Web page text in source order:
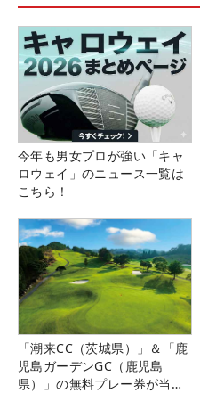
今年も男女プロが強い「キャ
ロウェイ」のニュース一覧は
こちら！
「潮来CC（茨城県）」＆「鹿
児島ガーデンGC（鹿児島
県）」の無料プレー券が当た